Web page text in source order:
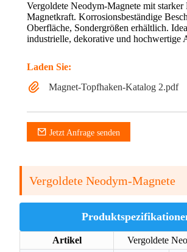
Vergoldete Neodym-Magnete mit
Magnetkraft. Korrosionsbeständige
Oberfläche, Sondergrößen erhältlich.
industrielle, dekorative und hochwertige
Laden Sie:
Magnet-Topfhaken-Katalog 2.pdf
Jetzt Anfrage senden
Vergoldete Neodym-Magnete
Artikel
Vergoldete